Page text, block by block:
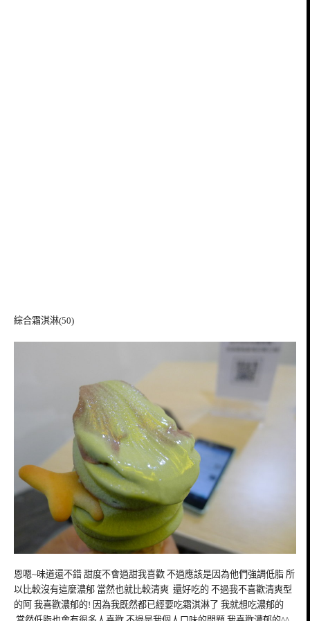
綜合霜淇淋(50)
恩嗯~味道還不錯 甜度不會過甜我喜歡 不過應該是因為他們強調低脂 所
以比較沒有這麼濃郁 當然也就比較清爽 還好吃的 不過我不喜歡清爽型
的阿 我喜歡濃郁的! 因為我既然都已經要吃霜淇淋了 我就想吃濃郁的